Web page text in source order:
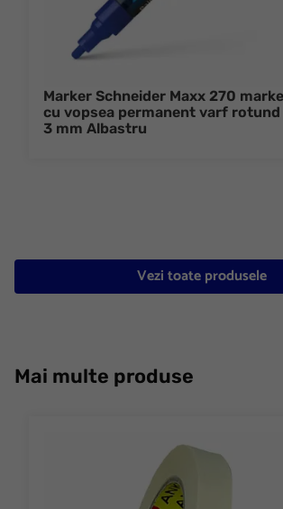
Marker Schneider Maxx 270
cu vopsea permanent varf rotund
3 mm Albastru
Vezi toate produsele
Mai multe produse